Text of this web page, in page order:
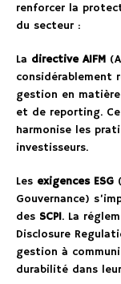
renforcer la
du secteur :
La directive AIFM
considérablement
gestion en
et de reporting.
harmonise les
investisseurs.
Les exigences ESG
Gouvernance)
des SCPI. La
Disclosure
gestion à
durabilité dans